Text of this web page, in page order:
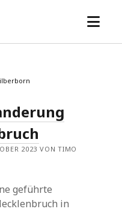
Menü
2023 VON TIMO
geführte
in